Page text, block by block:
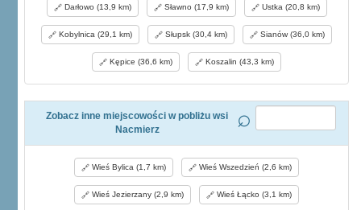
Darłowo (13,9 km) Sławno (17,9 km) Ustka (20,8 km)
Kobylnica (29,1 km) Słupsk (30,4 km) Sianów (36,0 km)
Kępice (36,6 km) Koszalin (43,3 km)
Zobacz inne miejscowości w pobliżu wsi
Nacmierz
Wieś Bylica (1,7 km) Wieś Wszedzień (2,6 km)
Wieś Jezierzany (2,9 km) Wieś Łącko (3,1 km)